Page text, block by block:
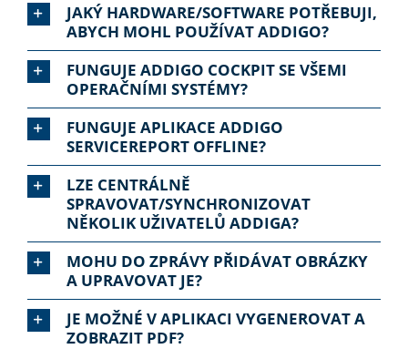
JAKÝ HARDWARE/SOFTWARE POTŘEBUJI,
ABYCH MOHL POUŽÍVAT ADDIGO?
FUNGUJE ADDIGO COCKPIT SE VŠEMI
OPERAČNÍMI SYSTÉMY?
FUNGUJE APLIKACE ADDIGO
SERVICEREPORT OFFLINE?
LZE CENTRÁLNĚ
SPRAVOVAT/SYNCHRONIZOVAT
NĚKOLIK UŽIVATELŮ ADDIGA?
MOHU DO ZPRÁVY PŘIDÁVAT OBRÁZKY
A UPRAVOVAT JE?
JE MOŽNÉ V APLIKACI VYGENEROVAT A
ZOBRAZIT PDF?